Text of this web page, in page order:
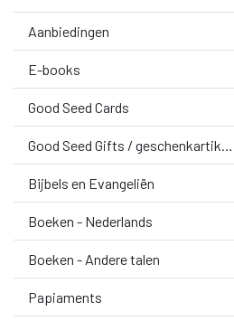
Aanbiedingen
E-books
Good Seed Cards
Good Seed Gifts / geschenkartikelen
Bijbels en Evangeliën
Boeken - Nederlands
Boeken - Andere talen
Papiaments